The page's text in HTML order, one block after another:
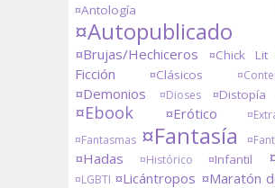
¤Antología
¤Autopublicado
¤Brujas/Hechiceros
¤Chick Lit
Ficción
¤Clásicos
¤Demonios ¤Dioses ¤Distopía
¤Ebook ¤Erótico
¤Fantasmas ¤Fantasía
¤Hadas ¤Histórico ¤Infantil
¤LGBTI ¤Licántropos ¤Maratón